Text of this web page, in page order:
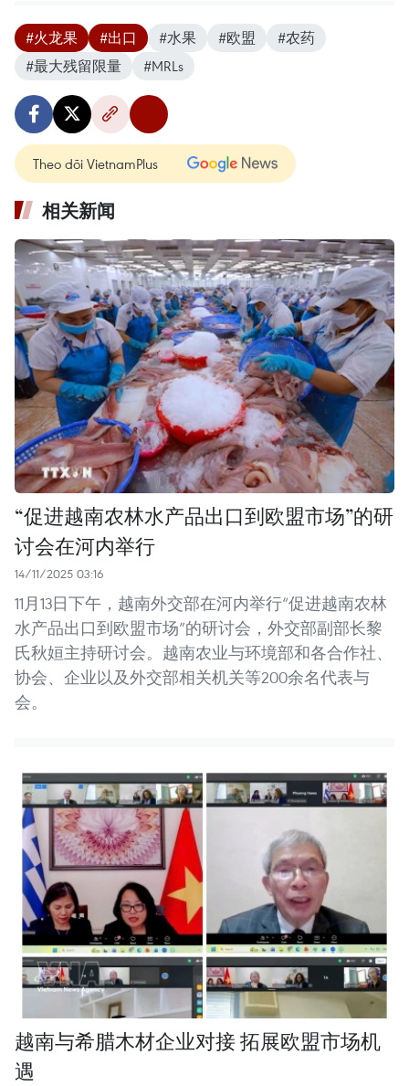
#火龙果 #出口 #水果 #欧盟
#农药
#最大残留限量
#MRLs
Theo dõi VietnamPlus
相关新闻
“促进越南农林水产品出口到欧盟市场”的研
讨会在河内举行
14/11/2025 03:16
11月13日下午，越南外交部在河内举行“促进越南农林
水产品出口到欧盟市场”的研讨会，外交部副部长黎
氏秋姮主持研讨会。越南农业与环境部和各合作社、
协会、企业以及外交部相关机关等200余名代表与
会。
越南与希腊木材企业对接 拓展欧盟市场机
遇